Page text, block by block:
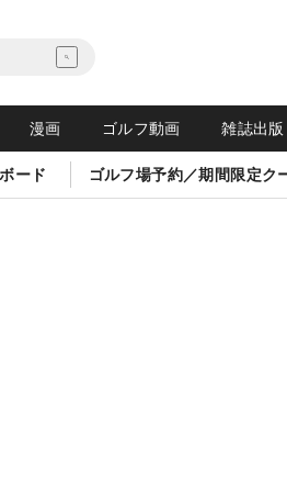
漫画 ゴルフ動画 雑誌出版
ード ゴルフ場予約／期間限定ク